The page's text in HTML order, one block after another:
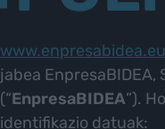
jabea EnpresaBIDEA,
(“EnpresaBIDEA”).
identifikazio datuak: